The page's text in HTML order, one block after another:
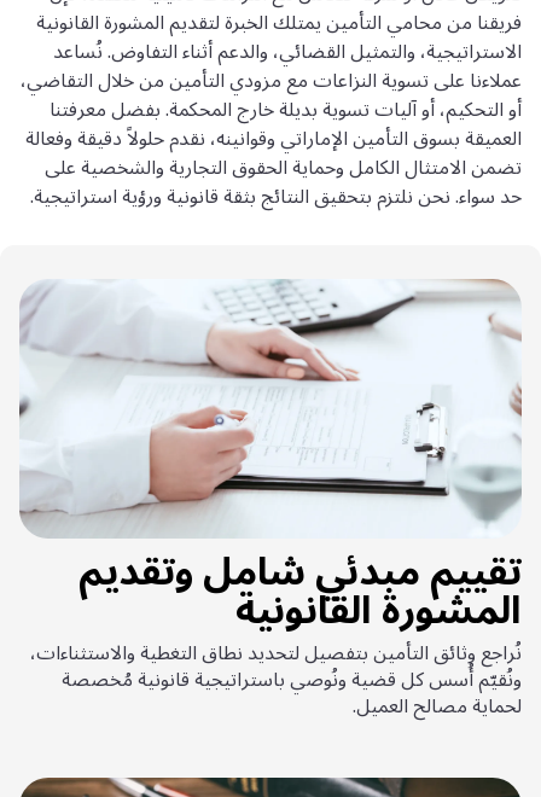
فريقنا من محامي التأمين يمتلك الخبرة لتقديم المشورة القانونية
الاستراتيجية، والتمثيل القضائي، والدعم أثناء التفاوض. نُساعد
عملاءنا على تسوية النزاعات مع مزودي التأمين من خلال التقاضي،
أو التحكيم، أو آليات تسوية بديلة خارج المحكمة. بفضل معرفتنا
العميقة بسوق التأمين الإماراتي وقوانينه، نقدم حلولاً دقيقة وفعالة
تضمن الامتثال الكامل وحماية الحقوق التجارية والشخصية على
حد سواء. نحن نلتزم بتحقيق النتائج بثقة قانونية ورؤية استراتيجية.
تقييم مبدئي شامل وتقديم
المشورة القانونية
نُراجع وثائق التأمين بتفصيل لتحديد نطاق التغطية والاستثناءات،
ونُقيّم أُسس كل قضية ونُوصي باستراتيجية قانونية مُخصصة
لحماية مصالح العميل.